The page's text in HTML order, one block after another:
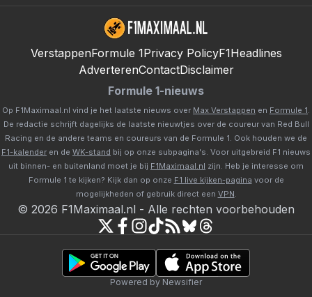
VerstappenFormule 1Privacy PolicyF1Headlines
AdverterenContactDisclaimer
Formule 1-nieuws
Op F1Maximaal.nl vind je het laatste nieuws over Max Verstappen en Formule 1
De redactie schrijft dagelijks de laatste nieuwtjes over de coureur van Red Bull
Racing en de andere teams en coureurs van de Formule 1. Ook houden we de
F1-kalender en de WK-stand bij op onze subpagina's. Voor uitgebreid F1 nieuws
uit binnen- en buitenland moet je bij F1Maximaal.nl zijn. Heb je interesse om
Formule 1 te kijken? Kijk dan op onze F1 live kijken-pagina voor de
mogelijkheden of gebruik direct een VPN
© 2026 F1Maximaal.nl - Alle rechten voorbehouden
Powered by Newsifier